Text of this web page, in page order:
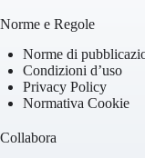
Norme e Regole
Norme di
Condizioni d’uso
Privacy Policy
Normativa Cookie
Collabora